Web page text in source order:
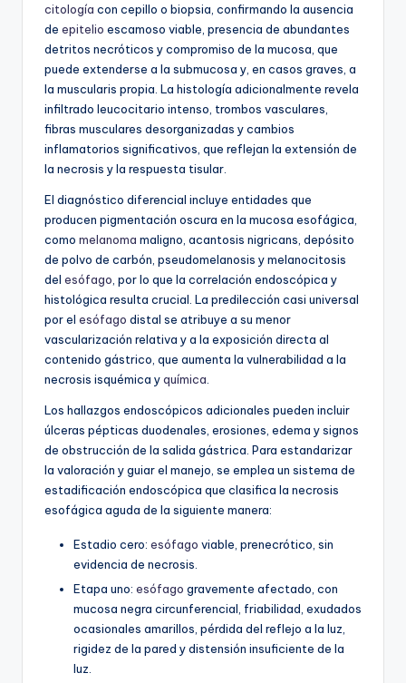
citología con cepillo o biopsia, confirmando la ausencia
de epitelio escamoso viable, presencia de abundantes
detritos necróticos y compromiso de la mucosa, que
puede extenderse a la submucosa y, en casos graves, a
la muscularis propia. La histología adicionalmente revela
infiltrado leucocitario intenso, trombos vasculares,
fibras musculares desorganizadas y cambios
inflamatorios significativos, que reflejan la extensión de
la necrosis y la respuesta tisular.
El diagnóstico diferencial incluye entidades que
producen pigmentación oscura en la mucosa esofágica,
como melanoma maligno, acantosis nigricans, depósito
de polvo de carbón, pseudomelanosis y melanocitosis
del esófago , por lo que la correlación endoscópica y
histológica resulta crucial. La predilección casi universal
por el esófago distal se atribuye a su menor
vascularización relativa y a la exposición directa al
contenido gástrico, que aumenta la vulnerabilidad a la
necrosis isquémica yquímica
Los hallazgos endoscópicos adicionales pueden incluir
úlceras pépticas duodenales, erosiones, edema y signos
de obstrucción de la salida gástrica. Para estandarizar
la valoración y guiar el manejo, se emplea un sistema de
estadificación endoscópica que clasifica la necrosis
esofágica aguda de la siguiente manera:
Estadio cero: esófago viable, prenecrótico, sin
evidencia de necrosis.
Etapa uno: esófago gravemente afectado, con
mucosa negra circunferencial, friabilidad, exudados
ocasionales amarillos, pérdida del reflejo a la luz,
rigidez de la pared y distensión insuficiente de la
luz.